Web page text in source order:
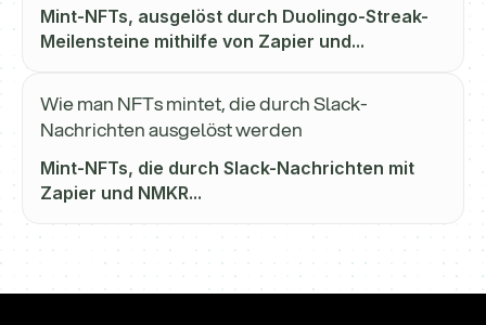
Mint-NFTs, ausgelöst durch Duolingo-Streak-
Meilensteine mithilfe von Zapier und...
Wie man NFTs mintet, die durch Slack-
Nachrichten ausgelöst werden
Mint-NFTs, die durch Slack-Nachrichten mit
Zapier und NMKR...